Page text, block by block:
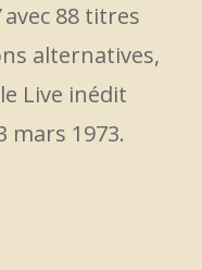
avec 88 titres
alternatives,
Live inédit
mars 1973.